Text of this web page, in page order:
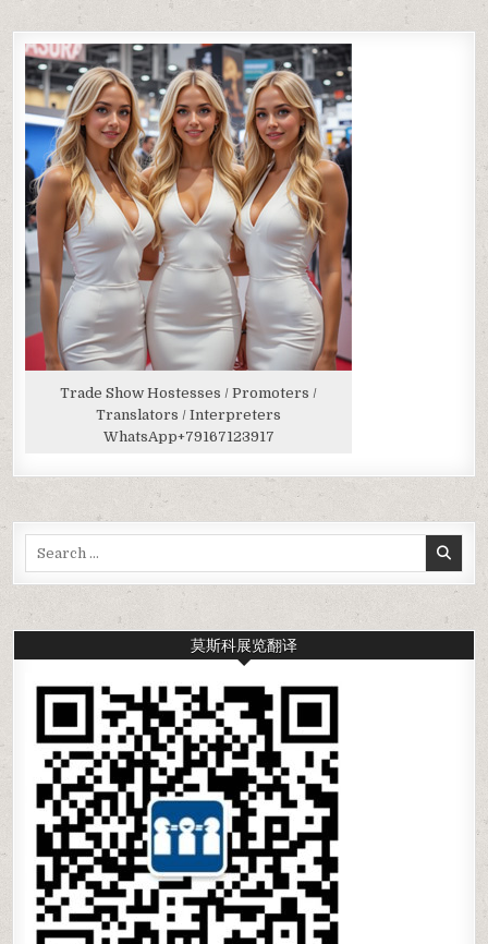
Trade Show Hostesses / Promoters /
Translators / Interpreters
WhatsApp+79167123917
莫斯科展览翻译